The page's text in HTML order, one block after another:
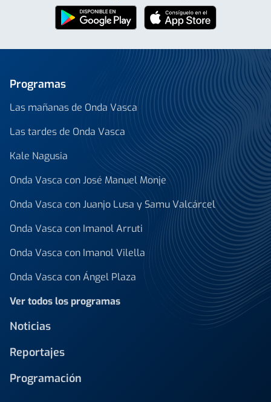
Programas
Las mañanas de Onda Vasca
Las tardes de Onda Vasca
Kale Nagusia
Onda Vasca con José Manuel Monje
Onda Vasca con Juanjo Lusa y Samu Valcárcel
Onda Vasca con Imanol Arruti
Onda Vasca con Imanol Vilella
Onda Vasca con Ángel Plaza
Ver todos los programas
Noticias
Reportajes
Programación